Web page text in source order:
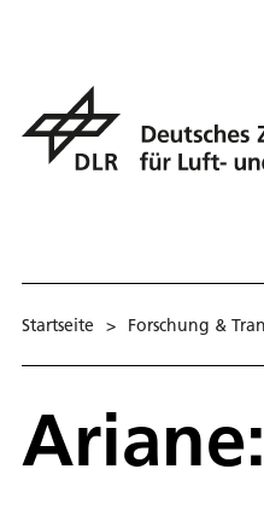
Startseite > Forschung &